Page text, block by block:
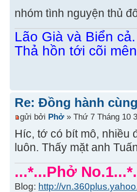
nhóm tình nguyện thủ
Lão Già và Biển cả.
Thả hồn tới cõi
Re: Đồng hành
gửi bởi Phở » Thứ 7 Tháng 10
Híc, tớ có bít mô, nhiều
luôn. Thấy mặt anh
...*...Phở
Blog: http://